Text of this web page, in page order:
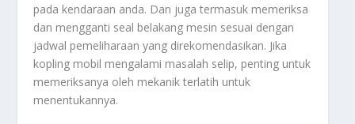
pada kendaraan anda. Dan juga termasuk memeriksa
dan mengganti seal belakang mesin sesuai dengan
jadwal pemeliharaan yang direkomendasikan. Jika
kopling mobil mengalami masalah selip, penting untuk
memeriksanya oleh mekanik terlatih untuk
menentukannya.